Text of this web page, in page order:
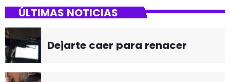
ÚLTIMAS NOTICIAS
Dejarte caer para renacer